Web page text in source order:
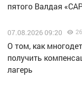
пятого Валдая
07.08.2026 09:20
О том, как
получить
лагерь